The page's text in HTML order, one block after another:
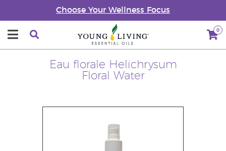
Choose Your Wellness Focus
0
Eau florale Helichrysum
Floral Water